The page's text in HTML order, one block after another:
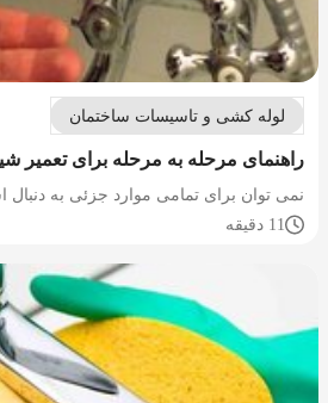
لوله کشی و تاسیسات ساختمان
راهنمای مرحله به مرحله برای تعمیر
نمی توان برای تمامی موارد جزئی به دنبال
11 دقیقه